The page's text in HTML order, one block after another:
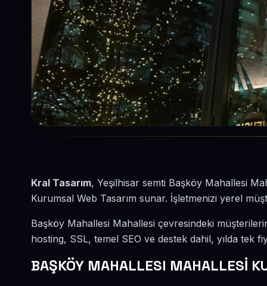
Kral Tasarım, Yeşilhisar semti Başköy Mahallesi
Kurumsal Web Tasarım sunar. İşletmenizi yerel
Başköy Mahallesi Mahallesi çevresindeki
hosting, SSL, temel SEO ve destek dahil, yılda tek
BAŞKÖY MAHALLESI MAHALLESİ